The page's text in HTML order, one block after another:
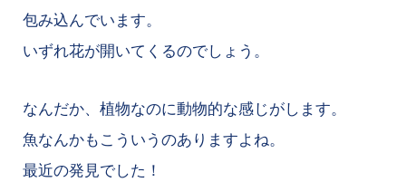
包み込んでいます。
いずれ花が開いてくるのでしょう。
なんだか、植物なのに動物的な感じがします。
魚なんかもこういうのありますよね。
最近の発見でした！